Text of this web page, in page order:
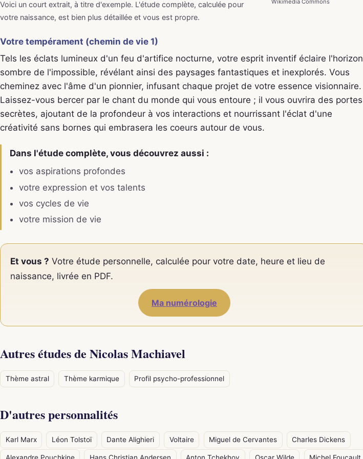
Voici un court extrait, à titre d'exemple. L'étude complète, calculée pour
votre naissance, est bien plus détaillée et vous est propre.
Votre tempérament (chemin de vie 1)
Tels les éclats lumineux d'un feu d'artifice nocturne, votre esprit inventif éclaire l'horizon
sombre de l'impossible, révélant ainsi des paysages fantastiques et inexplorés. Vous
cheminez avec l'âme d'un pionnier, infusant chaque projet de votre essence visionnaire.
Laissez-vous bercer par le chant du monde qui vous entoure ; il vous ouvrira des portes
secrètes, ajoutant de la profondeur à vos interactions et nourrissant l'éclat d'une
créativité sans bornes qui embrasera les coeurs autour de vous.
Dans l'étude complète, vous découvrez aussi :
vos aspirations profondes
votre expression et vos talents
vos cycles de vie
votre mission de vie
Et vous ? Votre étude personnelle, calculée pour votre date, heure et lieu de
naissance, livrée en PDF.
Ma numérologie
Autres études de Nicolas Machiavel
Thème astral Thème karmique Profil psycho-professionnel
D'autres personnalités
Karl Marx Léon Tolstoï Dante Alighieri Voltaire Miguel de Cervantes Charles Dickens